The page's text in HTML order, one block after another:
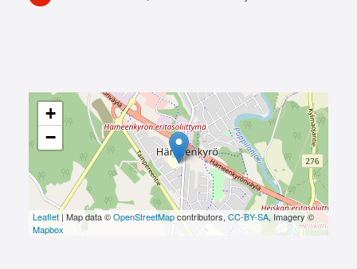
+
−
Leaflet| Map data ©OpenStreetMapcontributors,CC-BY-SA, Imagery ©
Mapbox